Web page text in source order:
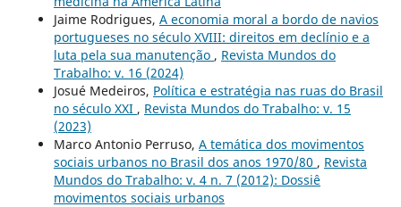
Jaime Rodrigues, A economia moral a bordo de navios
portugueses no século XVIII: direitos em declínio e a
luta pela sua manutenção , Revista Mundos do
Trabalho: v. 16 (2024)
Josué Medeiros, Política e estratégia nas ruas do Brasil
no século XXI , Revista Mundos do Trabalho: v. 15
(2023)
Marco Antonio Perruso, A temática dos movimentos
sociais urbanos no Brasil dos anos 1970/80 , Revista
Mundos do Trabalho: v. 4 n. 7 (2012): Dossiê
movimentos sociais urbanos